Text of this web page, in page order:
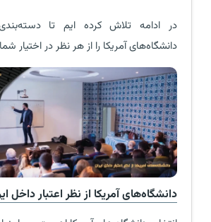
در ادامه تلاش کرده ایم تا
دانشگاه‌های آمریکا را از هر نظر در اختیار
دانشگاه‌های آمریکا از نظر اعتبار داخل